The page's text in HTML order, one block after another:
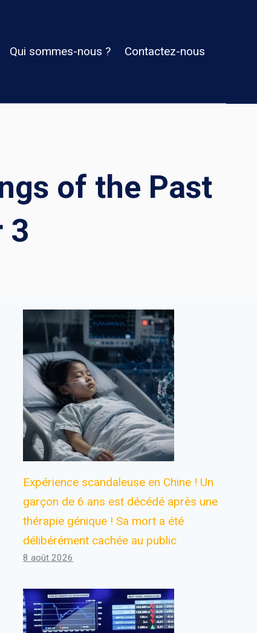
Qui sommes-nous ? Contactez-nous
of the Past
3
Expérience scandaleuse en Chine ! Un
garçon de 6 ans est décédé après une
thérapie génique ! Sa mort a été
délibérément cachée au public
8 août 2026